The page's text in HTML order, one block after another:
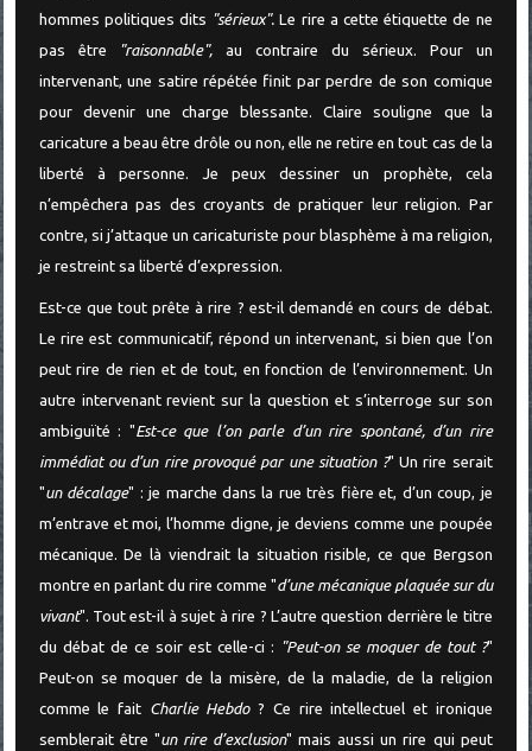
hommes politiques dits "sérieux". Le rire a cette étiquette de ne
pas être
"raisonnable", au contraire du sérieux. Pour un
intervenant, une satire répétée finit par perdre de son comique
pour devenir une charge blessante. Claire souligne que la
caricature a beau être drôle ou non, elle ne retire en tout cas de la
liberté à personne. Je peux dessiner un prophète, cela
n’empêchera pas des croyants de pratiquer leur religion. Par
contre, si j’attaque un caricaturiste pour blasphème à ma religion,
je restreint sa liberté d’expression.
Est-ce que tout prête à rire ? est-il demandé en cours de débat.
Le rire est communicatif, répond un intervenant, si bien que l’on
peut rire de rien et de tout, en fonction de l’environnement. Un
autre intervenant revient sur la question et s’interroge sur son
ambiguïté : "Est-ce que l’on parle d’un rire spontané, d’un rire
immédiat ou d’un rire provoqué par une situation ?" Un rire serait
"un décalage" : je marche dans la rue très fière et, d’un coup, je
m’entrave et moi, l’homme digne, je deviens comme une poupée
mécanique. De là viendrait la situation risible, ce que Bergson
montre en parlant du rire comme "d’une mécanique plaquée sur du
vivant". Tout est-il à sujet à rire ? L’autre question derrière le titre
du débat de ce soir est celle-ci : "Peut-on se moquer de tout ?"
Peut-on se moquer de la misère, de la maladie, de la religion
comme le fait Charlie Hebdo? Ce rire intellectuel et ironique
semblerait être "un rire d’exclusion" mais aussi un rire qui peut